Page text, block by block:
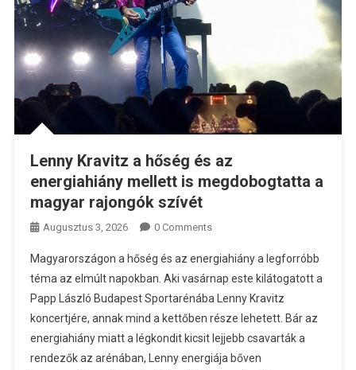
Lenny Kravitz a hőség és az
energiahiány mellett is megdobogtatta a
magyar rajongók szívét
Augusztus 3, 2026 0 Comments
Magyarországon a hőség és az energiahiány a legforróbb
téma az elmúlt napokban. Aki vasárnap este kilátogatott a
Papp László Budapest Sportarénába Lenny Kravitz
koncertjére, annak mind a kettőben része lehetett. Bár az
energiahiány miatt a légkondit kicsit lejjebb csavarták a
rendezők az arénában, Lenny energiája bőven